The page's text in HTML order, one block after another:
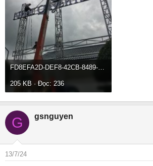
FD8EFA2D-DEF8-42CB-8489-698AFC5A5D4C.jpeg
205 KB · Đọc: 236
G gsnguyen
13/7/24